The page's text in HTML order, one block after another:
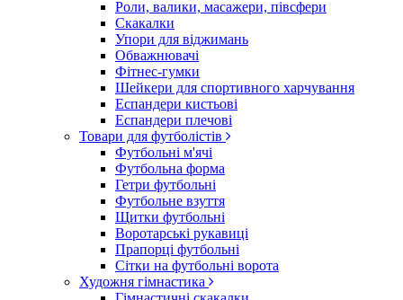
Роли, валики, масажери, півсфери
Скакалки
Упори для віджимань
Обважнювачі
Фітнес-гумки
Шейкери для спортивного харчування
Еспандери кистьові
Еспандери плечові
Товари для футболістів
Футбольні м'ячі
Футбольна форма
Гетри футбольні
Футбольне взуття
Щитки футбольні
Воротарські рукавиці
Прапорці футбольні
Сітки на футбольні ворота
Художня гімнастика